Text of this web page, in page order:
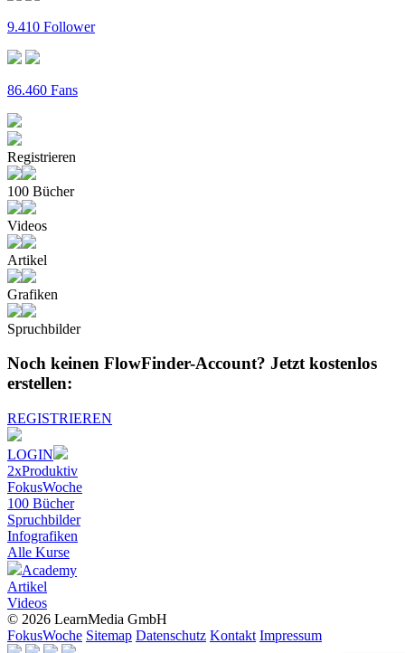
9.410 Follower
86.460 Fans
Registrieren
100 Bücher
Videos
Artikel
Grafiken
Spruchbilder
Noch keinen FlowFinder-Account? Jetzt kostenlos
erstellen:
REGISTRIEREN
LOGIN
2xProduktiv
FokusWoche
100 Bücher
Spruchbilder
Infografiken
Alle Kurse
Academy
Artikel
Videos
© 2026 LearnMedia GmbH
FokusWoche Sitemap Datenschutz Kontakt Impressum